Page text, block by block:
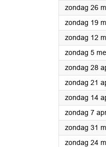
zondag 26
zondag 19
zondag 12
zondag 5
zondag 28
zondag 21
zondag 14
zondag 7
zondag 31
zondag 24